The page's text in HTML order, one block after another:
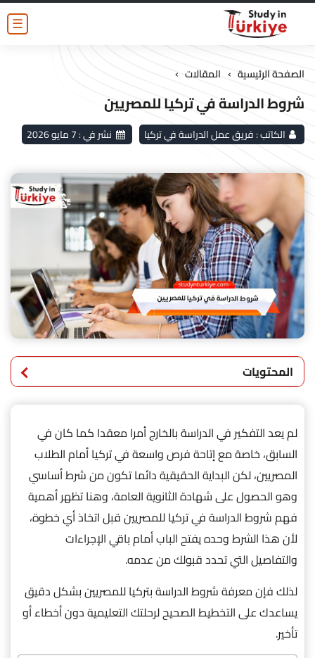
☰
الصفحة الرئيسية › المقالات ›
شروط الدراسة في تركيا للمصريين
الكاتب :فريق عمل الدراسة في تركيا نشر في :7 مايو 2026
المحتويات
لم يعد التفكير في الدراسة بالخارج أمرا معقدا كما كان في
السابق، خاصة مع إتاحة فرص واسعة في تركيا أمام الطلاب
المصريين، لكن البداية الحقيقية دائما تكون من شرط أساسي
وهو الحصول على شهادة الثانوية العامة، وهنا تظهر أهمية
فهم شروط الدراسة في تركيا للمصريين قبل اتخاذ أي خطوة،
لأن هذا الشرط وحده يفتح الباب أمام باقي الإجراءات
والتفاصيل التي تحدد قبولك من عدمه.
لذلك فإن معرفة شروط الدراسة بتركيا للمصريين بشكل دقيق
يساعدك على التخطيط الصحيح لرحلتك التعليمية دون أخطاء أو
تأخير.